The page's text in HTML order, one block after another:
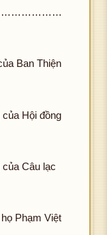
Ban Thiện
Hội đồng
Câu lạc
Phạm Việt